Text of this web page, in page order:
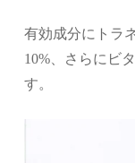
有効成分にトラ
10%、さらにビ
す。